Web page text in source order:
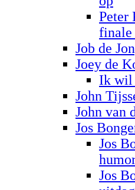
Peter
finale
Job de
Joey de
Ik wil
John
John van
Jos
Jos
Jos